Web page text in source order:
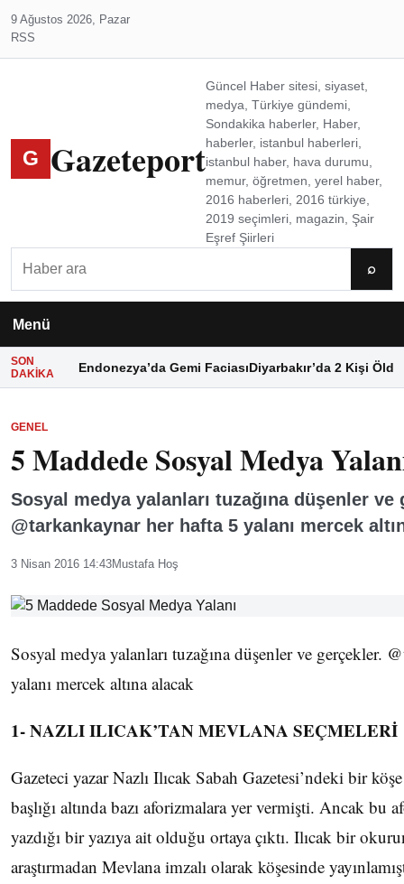
9 Ağustos 2026, Pazar
RSS
G Gazeteport
Güncel Haber sitesi, siyaset,
medya, Türkiye gündemi,
Sondakika haberler, Haber,
haberler, istanbul haberleri,
istanbul haber, hava durumu,
memur, öğretmen, yerel haber,
2016 haberleri, 2016 türkiye,
2019 seçimleri, magazin, Şair
Eşref Şiirleri
⌕
Menü
SON
DAKIKA
Endonezya’da Gemi FaciasıDiyarbakır’da 2 Kişi Öldü
GENEL
5 Maddede Sosyal Medya
Sosyal medya yalanları tuzağına düşenler ve
@tarkankaynar her hafta 5 yalanı mercek
3 Nisan 2016 14:43Mustafa Hoş
Sosyal medya yalanları tuzağına düşenler ve gerçekler.
yalanı mercek altına alacak
1- NAZLI ILICAK’TAN MEVLANA SEÇMELERİ
Gazeteci yazar Nazlı Ilıcak Sabah Gazetesi’ndeki bir köşe
başlığı altında bazı aforizmalara yer vermişti. Ancak bu
yazdığı bir yazıya ait olduğu ortaya çıktı. Ilıcak bir
araştırmadan Mevlana imzalı olarak köşesinde